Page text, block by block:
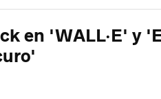
en 'WALL·E' y